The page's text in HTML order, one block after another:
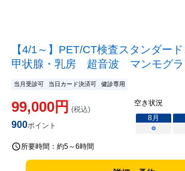
【4/1～】PET/CT検査スタンダー
甲状腺・乳房 超音波 マンモグラ
当月受診可 当日カード決済可 健診専用
99,000円 (税込)
900ポイント
空き状況
8月
○
所要時間： 約5～6時間